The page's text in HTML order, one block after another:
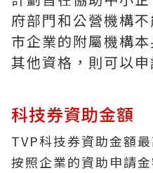
府部門和公營機構
市企業的附屬機構
其他資格，則可以申
科技券資助金額
TVP科技券資助金額
按照企業的資助申請